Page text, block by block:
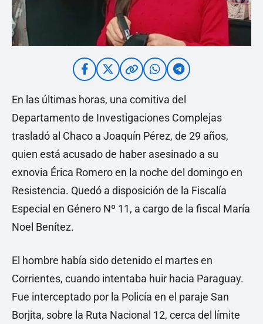
En las últimas horas, una comitiva del
Departamento de Investigaciones Complejas
trasladó al Chaco a Joaquín Pérez, de 29 años,
quien está acusado de haber asesinado a su
exnovia Érica Romero en la noche del domingo en
Resistencia. Quedó a disposición de la Fiscalía
Especial en Género Nº 11, a cargo de la fiscal María
Noel Benítez.
El hombre había sido detenido el martes en
Corrientes, cuando intentaba huir hacia Paraguay.
Fue interceptado por la Policía en el paraje San
Borjita, sobre la Ruta Nacional 12, cerca del límite